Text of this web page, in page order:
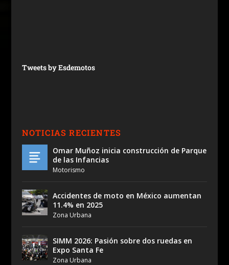
Tweets by Esdemotos
NOTICIAS RECIENTES
Omar Muñoz inicia construcción de Parque
de las Infancias
Motorismo
Accidentes de moto en México aumentan
11.4% en 2025
Zona Urbana
SIMM 2026: Pasión sobre dos ruedas en
Expo Santa Fe
Zona Urbana